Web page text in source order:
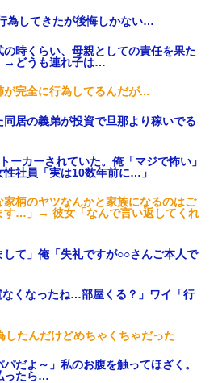
為してきたが後悔しかない…
時くらい、母親としての責任を果た
→どうも連れ子は…
が完全に行為してるんだが...
居の義弟が投資で旦那より稼いでる
ーカーされていた。俺「マジで怖い」
社員「実は10数年前に…」
家柄のヤツなんかと家族になるのはご
す…」→ 彼女「なんで言い返してくれ
して」俺「失礼ですが○○さんご本人で
なくなったね…部屋くる？」ワイ「行
したんだけどめちゃくちゃだった
だよ～」私のお腹を触ってほざく。
ったら…